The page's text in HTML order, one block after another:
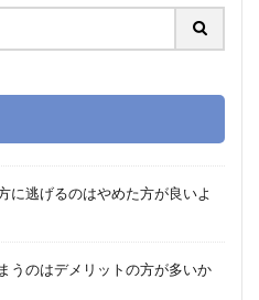
に逃げるのはやめた方が良いよ
うのはデメリットの方が多いか